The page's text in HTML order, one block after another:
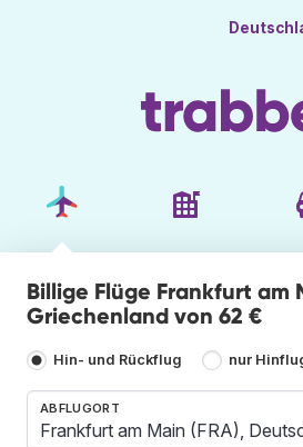
Billige Flüge Frankfurt am
Griechenland von 62 €
Hin- und Rückflug nur
ABFLUGORT